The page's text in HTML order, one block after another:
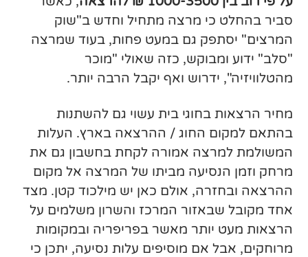
סביר בהחלט כי מרצה מתחיל וחדש ב"שוק
המרצים" יסתפק גם במעט פחות, בעוד שמרצה
"סלב" ידוע ומבוקש, כזה שאולי "מוכר
מהטלוויזיה", ידרוש ואף יקבל הרבה יותר.
מחיר הרצאות בחוגי בית עשוי גם להשתנות
בהתאם למקום החוג / ההרצאה בארץ. העלות
המשולמת למרצה אמורה לקחת בחשבון גם את
מרחק וזמן הנסיעה מביתו של המרצה אל מקום
ההרצאה ובחזרה, אולם כאן יש מילכוד קטן. מצד
אחד מקובל שבאזור המרכז והשרון משלמים על
הרצאות מעט יותר מאשר בפריפריה ובמקומות
מרוחקים, אבל אם מוסיפים עלות נסיעה, יתכן כי